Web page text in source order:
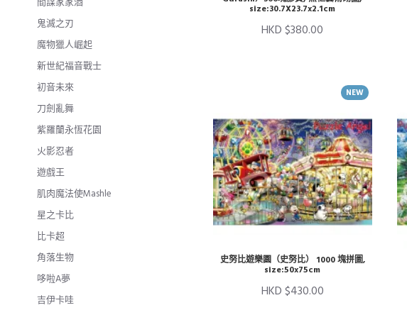
鬼滅之刃
魔物獵人崛起
新世紀福音戰士
初音未來
刀劍亂舞
紫羅蘭永恆花園
火影忍者
遊戲王
肌肉魔法使Mashle
星之卡比
比卡超
角落生物
哆啦A夢
吉伊卡哇
size:30.7X23.7x2.1cm
HKD $380.00
NEW
史努比遊樂園（史努比） 1000 塊拼圖,
size:50x75cm
HKD $430.00